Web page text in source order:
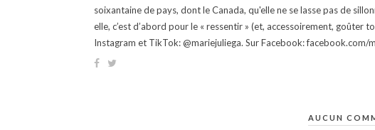
soixantaine de pays, dont le Canada, qu'elle ne se lasse pas de
elle, c’est d’abord pour le « ressentir » (et, accessoirement, goûter
Instagram et TikTok: @mariejuliega. Sur Facebook: facebook.com/
AUCUN